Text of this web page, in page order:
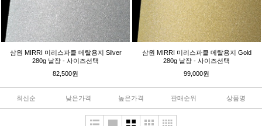
삼원 MIRRI 미리스파클 메탈용지 Silver
280g 낱장 - 사이즈선택
82,500원
삼원 MIRRI 미리스파클 메탈용지 Gold
280g 낱장 - 사이즈선택
99,000원
최신순 낮은가격 높은가격 판매순위 상품명